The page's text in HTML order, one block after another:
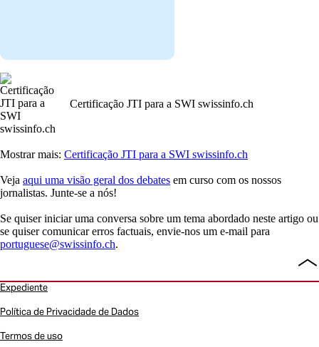
Certificação JTI para a SWI swissinfo.ch
Mostrar mais: Certificação JTI para a SWI swissinfo.ch
Veja aqui uma visão geral dos debates em curso com os nossos
jornalistas. Junte-se a nós!
Se quiser iniciar uma conversa sobre um tema abordado neste artigo ou
se quiser comunicar erros factuais, envie-nos um e-mail para
portuguese@swissinfo.ch.
ao
Expediente
Política de Privacidade de Dados
Termos de uso